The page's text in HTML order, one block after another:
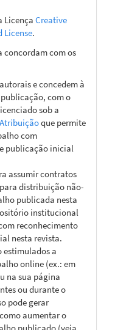
Licença Creative
License.
concordam com os
e concedem à
com o
sob a
que permite
com
publicação inicial
assumir contratos
distribuição não-
publicada nesta
institucional
reconhecimento
nesta revista.
estimulados a
online (ex.: em
na sua página
ou durante o
pode gerar
aumentar o